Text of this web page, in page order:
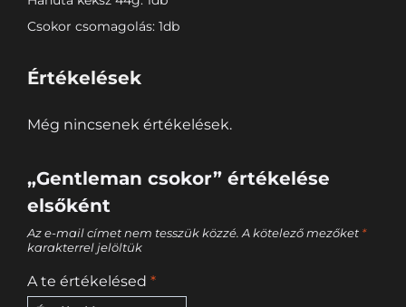
Csokor csomagolás: 1db
Értékelések
Még nincsenek értékelések.
„Gentleman csokor” értékelése
elsőként
Az e-mail címet nem tesszük közzé. A kötelező mezőket *
karakterrel jelöltük
A te értékelésed *